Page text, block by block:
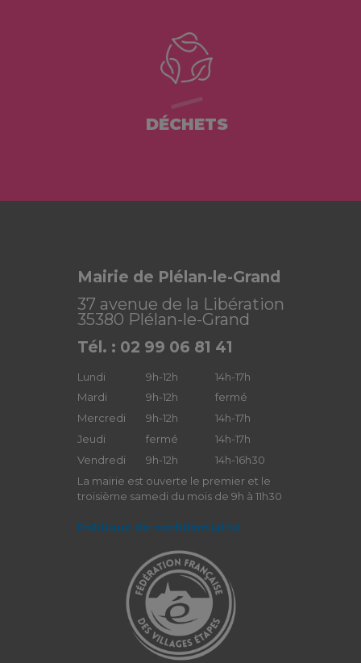
DÉCHETS
Mairie de Plélan-le-Grand
37 avenue de la Libération
35380 Plélan-le-Grand
Tél. : 02 99 06 81 41
Lundi 9h-12h
14h-17h
Mardi
9h-12h
fermé
Mercredi
9h-12h
14h-17h
Jeudi
fermé
14h-17h
Vendredi
9h-12h
14h-16h30
La mairie est ouverte le premier et le
troisième samedi du mois de 9h à 11h30
Politique de confidentialité